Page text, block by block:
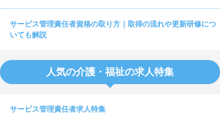
サービス管理責任者資格の取り方｜取得の流れや更新研修につ
いても解説
人気の介護・福祉の求人特集
サービス管理責任者求人特集